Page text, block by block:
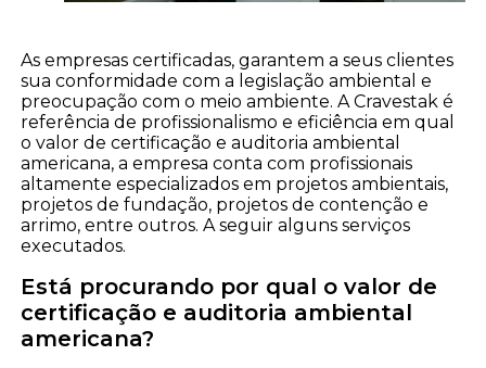
As empresas certificadas, garantem a seus clientes
sua conformidade com a legislação ambiental e
preocupação com o meio ambiente. A Cravestak é
referência de profissionalismo e eficiência em qual
o valor de certificação e auditoria ambiental
americana, a empresa conta com profissionais
altamente especializados em projetos ambientais,
projetos de fundação, projetos de contenção e
arrimo, entre outros. A seguir alguns serviços
executados.
Está procurando por qual o valor de
certificação e auditoria ambiental
americana?